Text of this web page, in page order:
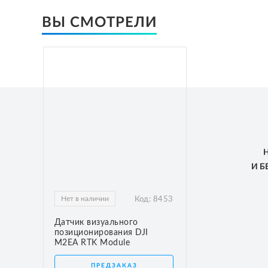
ВЫ СМОТРЕЛИ
Нет в наличии Код: 8453
Датчик визуального
позиционирования DJI
M2EA RTK Module
ПРЕДЗАКАЗ
И